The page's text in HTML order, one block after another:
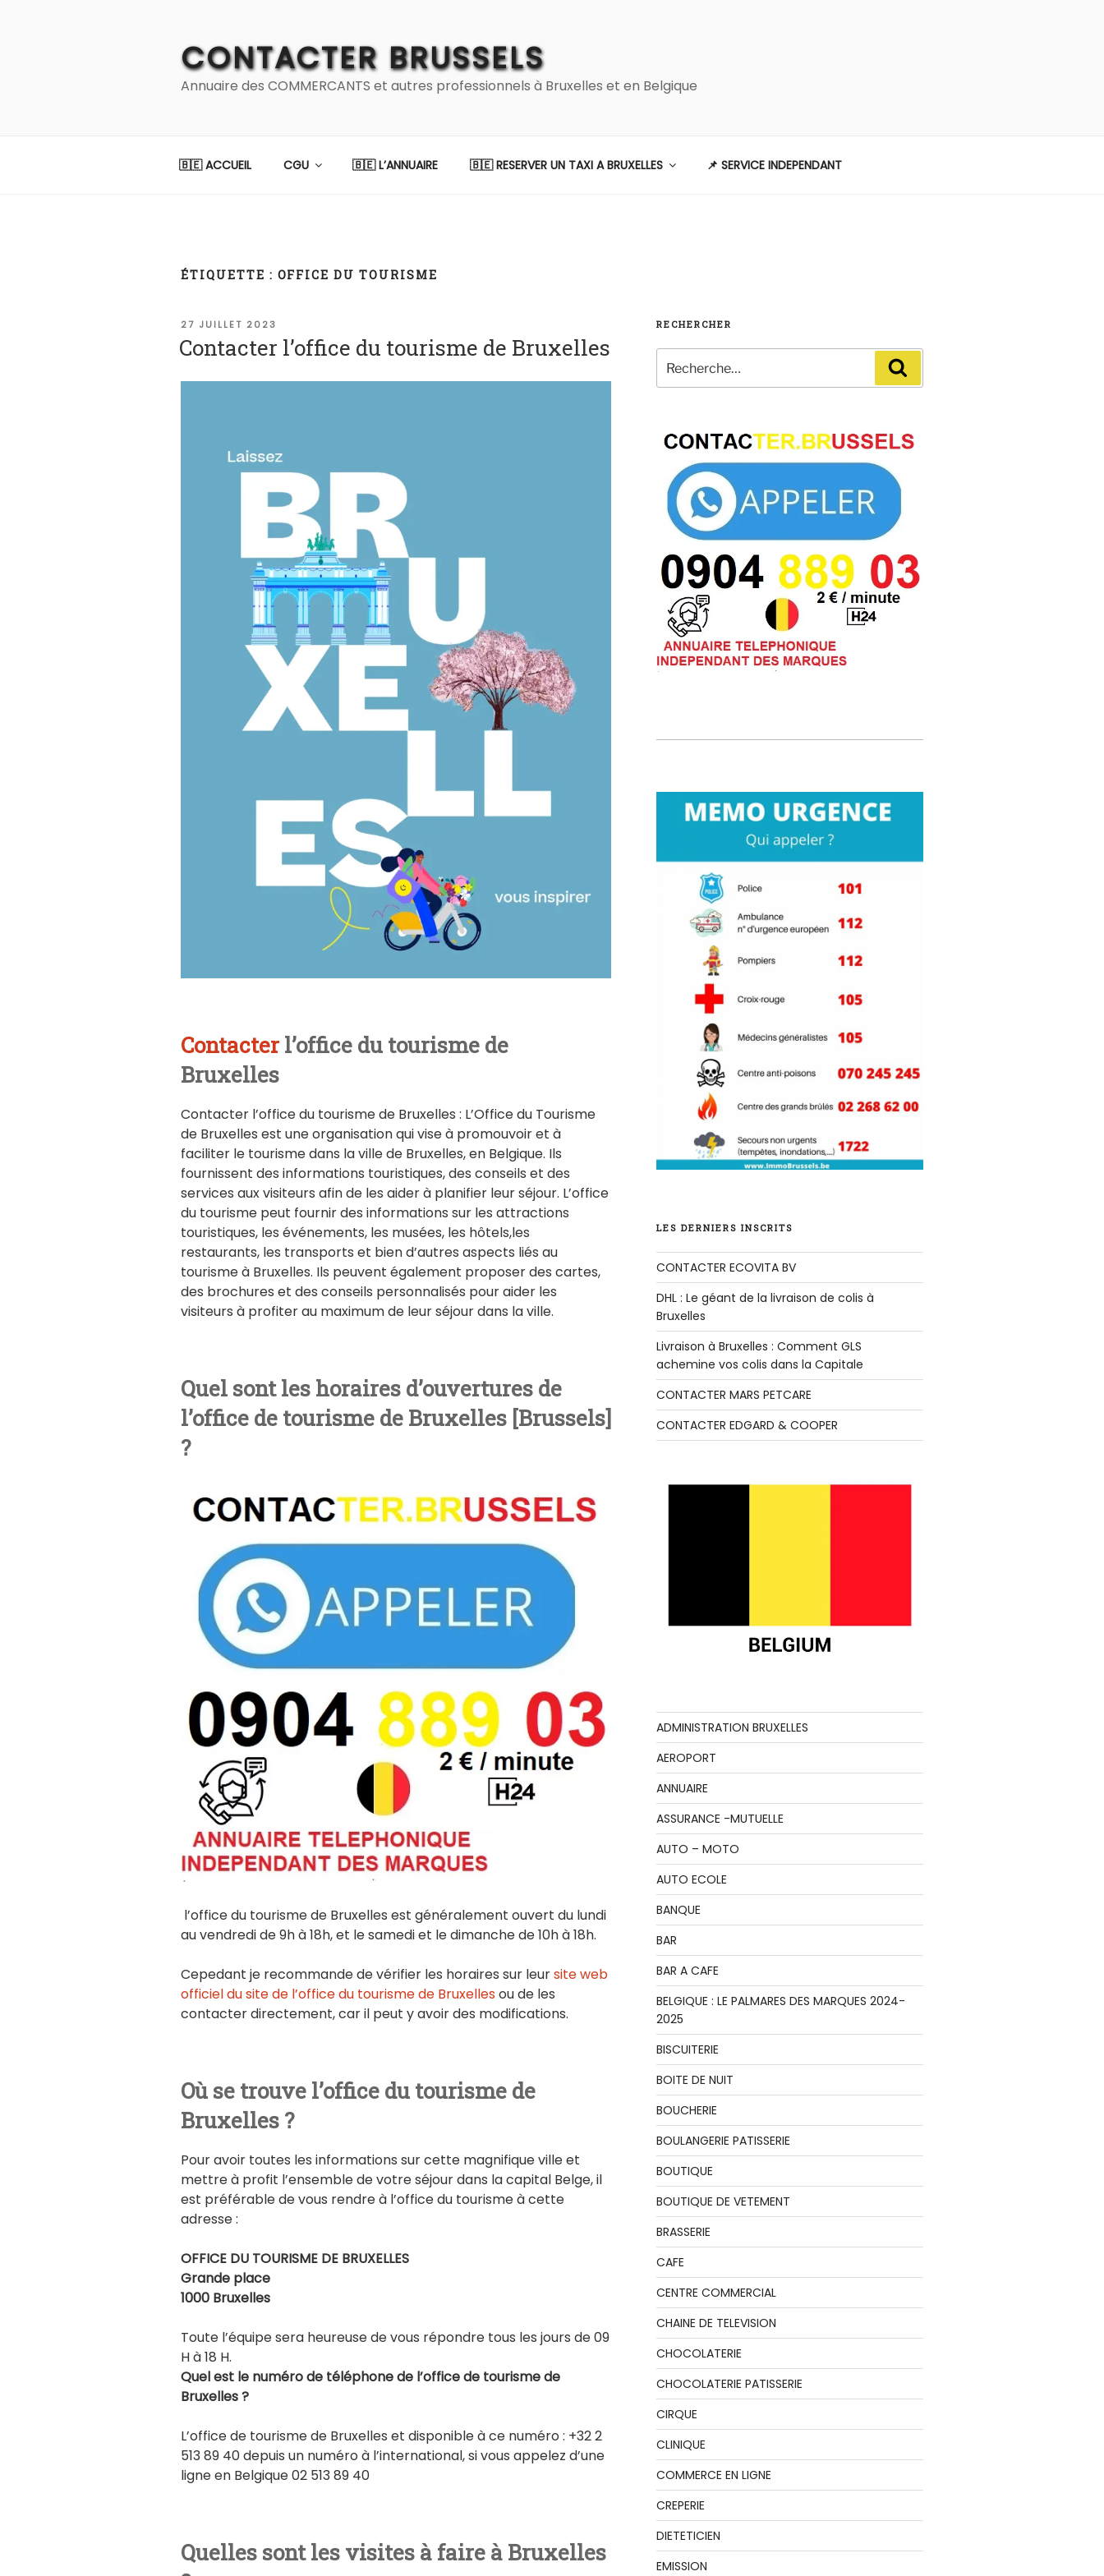
CONTACTER BRUSSELS
Annuaire des COMMERCANTS et autres professionnels à Bruxelles et en Belgique
🇧🇪 ACCUEIL CGU 🇧🇪 L’ANNUAIRE 🇧🇪 RESERVER UN TAXI A BRUXELLES 📌 SERVICE INDEPENDANT
ÉTIQUETTE : OFFICE DU TOURISME
PUBLIÉ
27 JUILLET 2023
Contacter l’office du tourisme de Bruxelles
Contacter l’office du tourisme de
Bruxelles
Contacter l’office du tourisme de Bruxelles : L’Office du Tourisme
de Bruxelles est une organisation qui vise à promouvoir et à
faciliter le tourisme dans la ville de Bruxelles, en Belgique. Ils
fournissent des informations touristiques, des conseils et des
services aux visiteurs afin de les aider à planifier leur séjour. L’office
du tourisme peut fournir des informations sur les attractions
touristiques, les événements, les musées, les hôtels,les
restaurants, les transports et bien d’autres aspects liés au
tourisme à Bruxelles. Ils peuvent également proposer des cartes,
des brochures et des conseils personnalisés pour aider les
visiteurs à profiter au maximum de leur séjour dans la ville.
Quel sont les horaires d’ouvertures de
l’office de tourisme de Bruxelles [Brussels]
?
l’office du tourisme de Bruxelles est généralement ouvert du lundi
au vendredi de 9h à 18h, et le samedi et le dimanche de 10h à 18h.
Cepedant je recommande de vérifier les horaires sur leursite web
officiel du site de l’office du tourisme de Bruxellesou de les
contacter directement, car il peut y avoir des modifications.
Où se trouve l’office du tourisme de
Bruxelles ?
Pour avoir toutes les informations sur cette magnifique ville et
mettre à profit l’ensemble de votre séjour dans la capital Belge, il
est préférable de vous rendre à l’office du tourisme à cette
adresse :
OFFICE DU TOURISME DE BRUXELLES
Grande place
1000 Bruxelles
Toute l’équipe sera heureuse de vous répondre tous les jours de 09
H à 18 H.
Quel est le numéro de téléphone de l’office de tourisme de
Bruxelles ?
L’office de tourisme de Bruxelles et disponible à ce numéro : +32 2
513 89 40 depuis un numéro à l’international, si vous appelez d’une
ligne en Belgique 02 513 89 40
Quelles sont les visites à faire à Bruxelles
RECHERCHER
pour
:
LES DERNIERS INSCRITS
CONTACTER ECOVITA BV
DHL : Le géant de la livraison de colis à
Bruxelles
Livraison à Bruxelles : Comment GLS
achemine vos colis dans la Capitale
CONTACTER MARS PETCARE
CONTACTER EDGARD & COOPER
ADMINISTRATION BRUXELLES
AEROPORT
ANNUAIRE
ASSURANCE -MUTUELLE
AUTO – MOTO
AUTO ECOLE
BANQUE
BAR
BAR A CAFE
BELGIQUE : LE PALMARES DES MARQUES 2024-
2025
BISCUITERIE
BOITE DE NUIT
BOUCHERIE
BOULANGERIE PATISSERIE
BOUTIQUE
BOUTIQUE DE VETEMENT
BRASSERIE
CAFE
CENTRE COMMERCIAL
CHAINE DE TELEVISION
CHOCOLATERIE
CHOCOLATERIE PATISSERIE
CIRQUE
CLINIQUE
COMMERCE EN LIGNE
CREPERIE
DIETETICIEN
EMISSION